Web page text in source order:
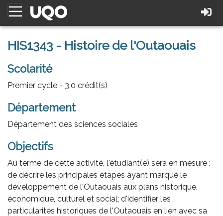
HIS1343 - Histoire de l'Outaouais
Scolarité
Premier cycle - 3,0 crédit(s)
Département
Département des sciences sociales
Objectifs
Au terme de cette activité, l'étudiant(e) sera en mesure :
de décrire les principales étapes ayant marqué le
développement de l'Outaouais aux plans historique,
économique, culturel et social; d'identifier les
particularités historiques de l'Outaouais en lien avec sa